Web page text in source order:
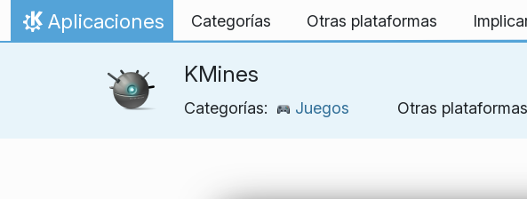
Ir al contenido
Inicio
Aplicaciones Categorías Otras plataformas
KMines
Categorías: Juegos Otras